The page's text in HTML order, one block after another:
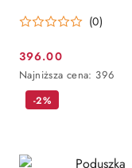
(0)
Cena
promocyjna:
396.00
Najniższa
cena
obniżką
Najniższa cena: 396
-2%